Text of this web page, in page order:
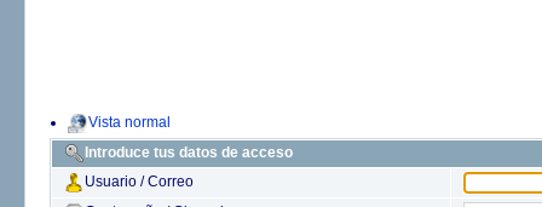
Vista normal
Introduce tus datos de acceso
Usuario / Correo